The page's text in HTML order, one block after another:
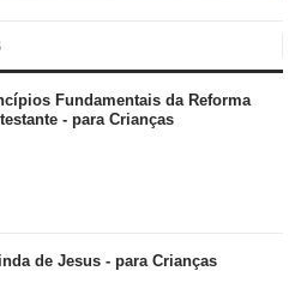
Fundamentais da Reforma
- para Crianças
de Jesus - para Crianças